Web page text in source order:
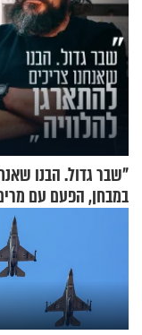
"שבר גדול. הבנו
במבחן, הפעם עם מרים